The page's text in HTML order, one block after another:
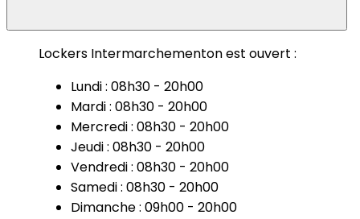
Lockers Intermarchementon est ouvert :
Lundi : 08h30 - 20h00
Mardi : 08h30 - 20h00
Mercredi : 08h30 - 20h00
Jeudi : 08h30 - 20h00
Vendredi : 08h30 - 20h00
Samedi : 08h30 - 20h00
Dimanche : 09h00 - 20h00